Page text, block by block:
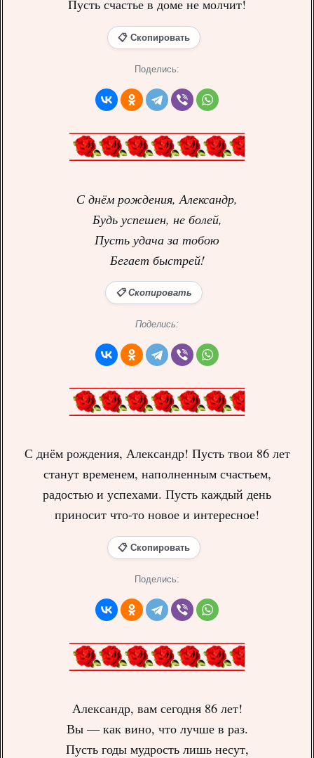
Пусть счастье в доме не молчит!
📋 Скопировать
Поделись:
С днём рождения, Александр,
Будь успешен, не болей,
Пусть удача за тобою
Бегает быстрей!
📋 Скопировать
Поделись:
С днём рождения, Александр! Пусть твои 86 лет
станут временем, наполненным счастьем,
радостью и успехами. Пусть каждый день
приносит что-то новое и интересное!
📋 Скопировать
Поделись:
Александр, вам сегодня 86 лет!
Вы — как вино, что лучше в раз.
Пусть годы мудрость лишь несут,